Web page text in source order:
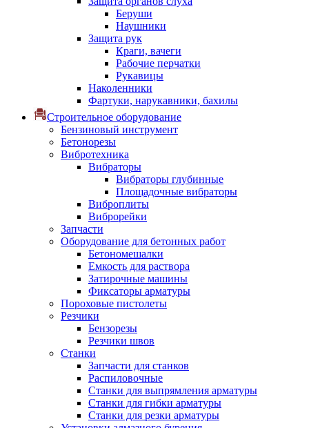
Беруши
Наушники
Защита рук
Краги, вачеги
Рабочие перчатки
Рукавицы
Наколенники
Фартуки, нарукавники, бахилы
Строительное оборудование
Бензиновый инструмент
Бетонорезы
Вибротехника
Вибраторы
Вибраторы глубинные
Площадочные вибраторы
Виброплиты
Виброрейки
Запчасти
Оборудование для бетонных работ
Бетономешалки
Емкость для раствора
Затирочные машины
Фиксаторы арматуры
Пороховые пистолеты
Резчики
Бензорезы
Резчики швов
Станки
Запчасти для станков
Распиловочные
Станки для выпрямления арматуры
Станки для гибки арматуры
Станки для резки арматуры